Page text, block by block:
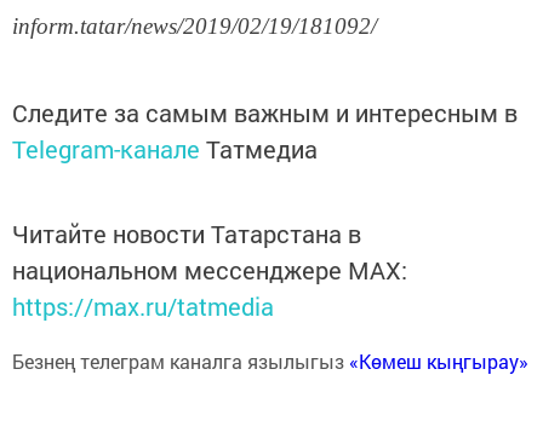
inform.tatar/news/2019/02/19/181092/
Следите за самым важным и интересным в
Telegram-канале Татмедиа
Читайте новости Татарстана в
национальном мессенджере MАХ:
https://max.ru/tatmedia
Безнең телеграм каналга язылыгыз «Көмеш кыңгырау»